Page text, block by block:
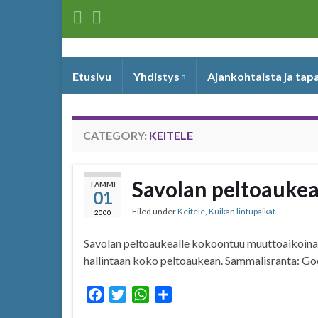
Etusivu Yhdistys Ajankohtaista ja
CATEGORY: KEITELE
TAMMI
01
2000
Savolan peltoaukea
Filed underKeitele, Kuikan lintupaikat
Savolan peltoaukealle kokoontuu
hallintaan koko peltoaukean. Sammalisranta:
W